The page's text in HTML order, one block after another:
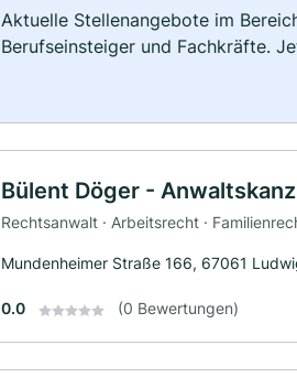
Aktuelle Stellenangebote im
Berufseinsteiger und Fachkräfte.
Bülent Döger -
Rechtsanwalt · Arbeitsrecht ·
Mundenheimer Straße 166, 67061
0.0 (0 Bewertungen)